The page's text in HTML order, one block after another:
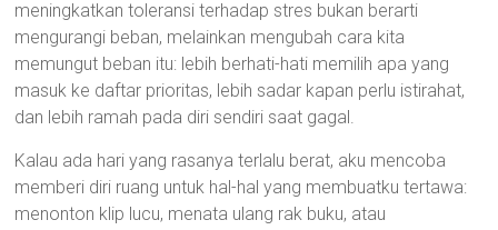
meningkatkan toleransi terhadap stres bukan berarti
mengurangi beban, melainkan mengubah cara kita
memungut beban itu: lebih berhati-hati memilih apa yang
masuk ke daftar prioritas, lebih sadar kapan perlu istirahat,
dan lebih ramah pada diri sendiri saat gagal.
Kalau ada hari yang rasanya terlalu berat, aku mencoba
memberi diri ruang untuk hal-hal yang membuatku tertawa:
menonton klip lucu, menata ulang rak buku, atau